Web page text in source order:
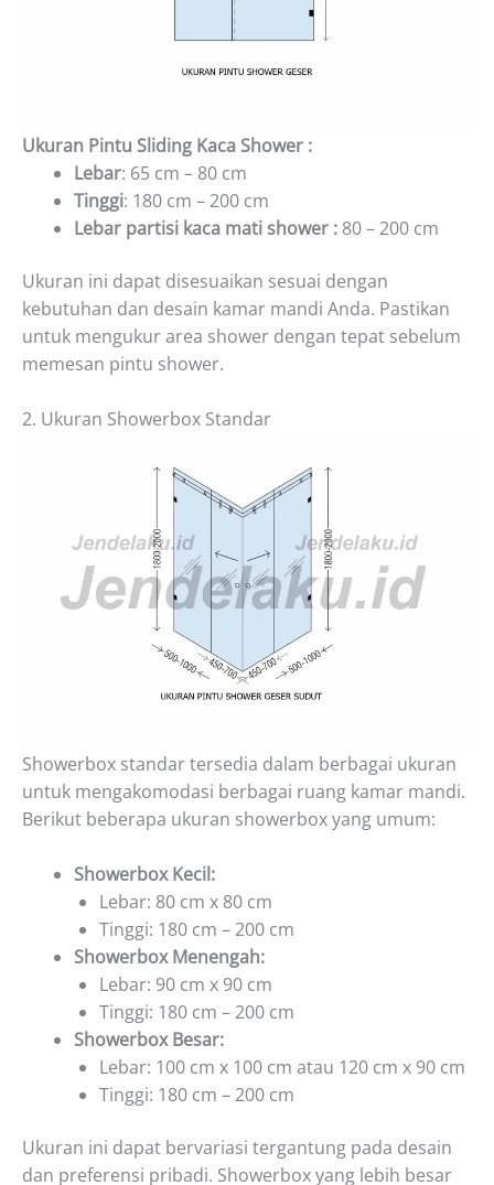
Ukuran Pintu Sliding Kaca Shower :
Lebar: 65 cm – 80 cm
Tinggi: 180 cm – 200 cm
Lebar partisi kaca mati shower : 80 – 200 cm
Ukuran ini dapat disesuaikan sesuai dengan
kebutuhan dan desain kamar mandi Anda. Pastikan
untuk mengukur area shower dengan tepat sebelum
memesan pintu shower.
2. Ukuran Showerbox Standar
Showerbox standar tersedia dalam berbagai ukuran
untuk mengakomodasi berbagai ruang kamar mandi.
Berikut beberapa ukuran showerbox yang umum:
Showerbox Kecil:
Lebar: 80 cm x 80 cm
Tinggi: 180 cm – 200 cm
Showerbox Menengah:
Lebar: 90 cm x 90 cm
Tinggi: 180 cm – 200 cm
Showerbox Besar:
Lebar: 100 cm x 100 cm atau 120 cm x 90 cm
Tinggi: 180 cm – 200 cm
Ukuran ini dapat bervariasi tergantung pada desain
dan preferensi pribadi. Showerbox yang lebih besar